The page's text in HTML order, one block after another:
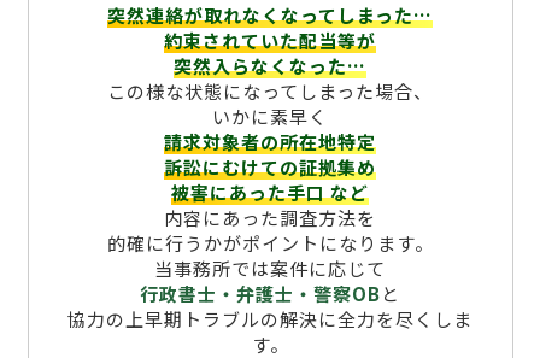
突然連絡が取れなくなってしまった…
約束されていた配当等が
突然入らなくなった…
この様な状態になってしまった場合、
いかに素早く
請求対象者の所在地特定
訴訟にむけての証拠集め
被害にあった手口など
内容にあった調査方法を
的確に行うかがポイントになります。
当事務所では案件に応じて
行政書士・弁護士・警察OBと
協力の上早期トラブルの解決に全力を尽くしま
す。